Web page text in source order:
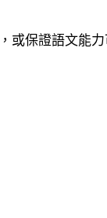
或保證語文能